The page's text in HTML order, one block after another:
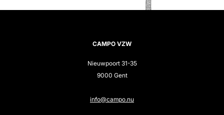
CAMPO VZW
Nieuwpoort 31-35
9000 Gent
info@campo.nu